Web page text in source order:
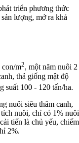
triển phương thức
lượng, mở ra khả
con/m2, một năm nuôi 2
thả giống mật độ
suất 100 - 120 tấn/ha.
nuôi siêu thâm canh,
nuôi, chỉ có 1% nuôi
tiến là chủ yếu, chiếm
2%.